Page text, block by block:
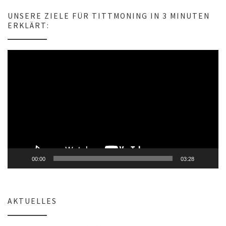
e
i
s
UNSERE ZIELE FÜR TITTMONING IN 3 MINUTEN
ERKLÄRT:
00:00 03:28
AKTUELLES